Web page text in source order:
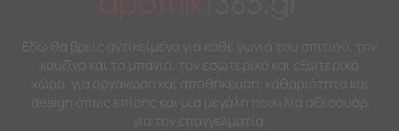
Εδώ θα βρεις αντικείμενα για κάθε γωνιά του σπιτιού, την
κουζίνα και το μπάνιο, τον εσωτερικό και εξωτερικό
χώρο, για οργάνωση και αποθήκευση, καθαριότητα και
design όπως επίσης και μια μεγάλη ποικιλία αξεσουάρ
για τον επαγγελματία.